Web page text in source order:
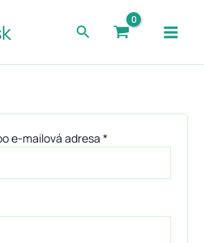
Hľadať
e-mailová adresa *